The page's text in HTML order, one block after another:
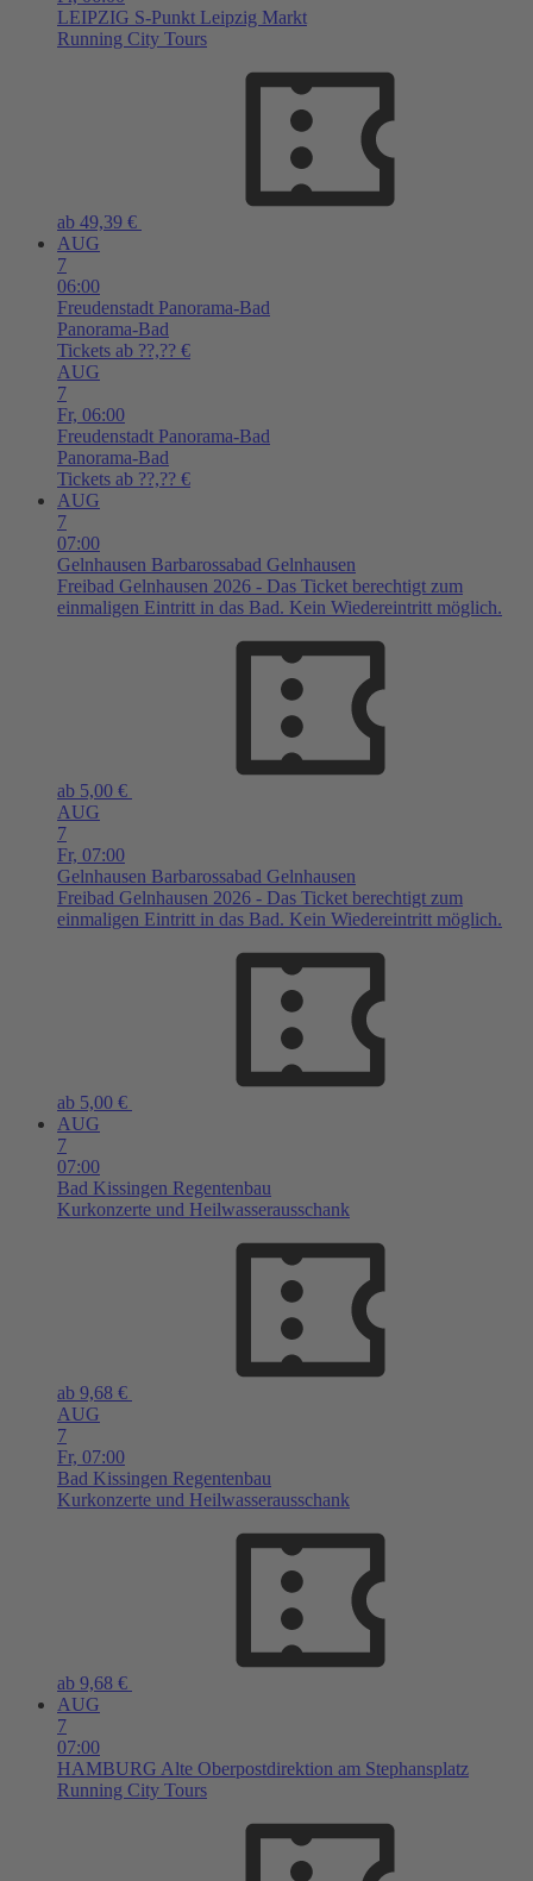
LEIPZIG S-Punkt Leipzig Markt
Running City Tours
ab 49,39 €
AUG
7
06:00
Freudenstadt Panorama-Bad
Panorama-Bad
Tickets ab ??,?? €
AUG
7
Fr, 06:00
Freudenstadt Panorama-Bad
Panorama-Bad
Tickets ab ??,?? €
AUG
7
07:00
Gelnhausen Barbarossabad Gelnhausen
Freibad Gelnhausen 2026 - Das Ticket berechtigt zum
einmaligen Eintritt in das Bad. Kein Wiedereintritt möglich.
ab 5,00 €
AUG
7
Fr, 07:00
Gelnhausen Barbarossabad Gelnhausen
Freibad Gelnhausen 2026 - Das Ticket berechtigt zum
einmaligen Eintritt in das Bad. Kein Wiedereintritt möglich.
ab 5,00 €
AUG
7
07:00
Bad Kissingen Regentenbau
Kurkonzerte und Heilwasserausschank
ab 9,68 €
AUG
7
Fr, 07:00
Bad Kissingen Regentenbau
Kurkonzerte und Heilwasserausschank
ab 9,68 €
AUG
7
07:00
HAMBURG Alte Oberpostdirektion am Stephansplatz
Running City Tours